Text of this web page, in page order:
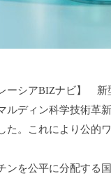
ーシアBIZナビ】 新
ルディン科学技術革新
た。これにより公的
ンを公平に分配する